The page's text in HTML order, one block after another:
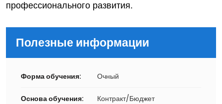
профессионального развития.
Полезные информации
Форма обучения: Очный
Основа обучения: Контракт/Бюджет